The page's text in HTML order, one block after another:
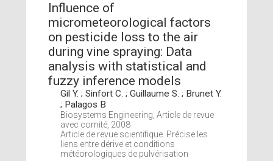
Influence of
micrometeorological factors
on pesticide loss to the air
during vine spraying: Data
analysis with statistical and
fuzzy inference models
Gil Y. ; Sinfort C. ; Guillaume S. ; Brunet Y.
; Palagos B
Biosystems Engineering, Article de revue
avec comité, 2008
Article de revue scientifique. Précise les
liens entre dérive et conditions
météorologiques de pulvérisation